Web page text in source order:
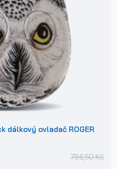
dálkový ovladač ROGER
786,50 Kč